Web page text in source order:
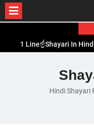
content
1 Line☝️Shayari In Hindi
Love😓Lines In Hindi
Romantic
Love🥳Poetry In Hindi
Hindi Shayari